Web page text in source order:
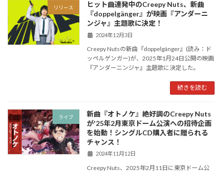
リリース
ヒット曲連発中のCreepy Nuts、新曲
『doppelgänger』が映画『アンダーニ
ンジャ』主題歌に決定！
2024年12月3日
Creepy Nutsの新曲『doppelgänger』(読み：ド
ッペルゲンガー)が、2025年1月24日公開の映画
『アンダーニンジャ』主題歌に決定した。
続きを読む
ライブ
新曲『オトノケ』絶好調のCreepy Nuts
が'25年2月東京ドーム公演への招待企画
を始動！シングルCD購入者に贈られる
チャンス！
2024年11月12日
Creepy Nuts、2025年2月11日に東京ドーム公